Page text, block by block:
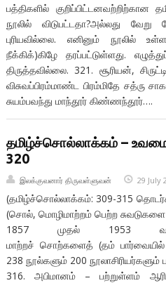
பத்திகளில் குறிப்பிட்டனவற்றிற்கான
நூலில் விடுபட்டதா?அல்லது வேறு
புரியவில்லை. எனினும் நூலில்
நீக்கிக்)கிழே தரப்பட்டுள்ளது.
திருத்தவில்லை. 321. சூரியன்,
விசுவப்பிரம்மாண்ட பிரம்மிதே சத்ரு
சுயம்பவந்து மாந்தூர் கிண்ணந்தூர்….
தமிழ்ச்சொல்லாக்கம் –
320
இலக்குவனார் திருவள்ளுவன் 29 July
(தமிழ்ச்சொல்லாக்கம்: 309-315
(சொல், மொழிமாற்றம் பெற்ற சுவடுகளை
1857 முதல் 1953
மாற்றச் சொற்களைத் (தம் பார்வையில்
238 நூல்களும் 200
316. அபிமானம் – பற்றுள்ளம்